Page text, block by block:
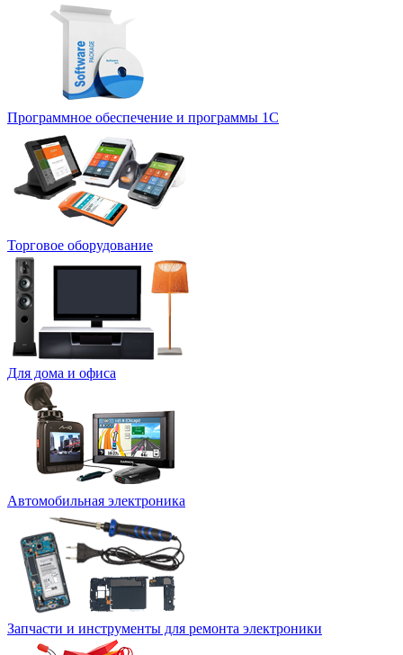
Программное обеспечение и программы 1С
Торговое оборудование
Для дома и офиса
Автомобильная электроника
Запчасти и инструменты для ремонта электроники